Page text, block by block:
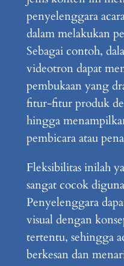
penyelenggara
dalam melakukan
Sebagai contoh,
videotron dapat
pembukaan yang
fitur-fitur produk
hingga
pembicara atau
Fleksibilitas inilah
sangat cocok
Penyelenggara
visual dengan
tertentu, sehingga
berkesan dan